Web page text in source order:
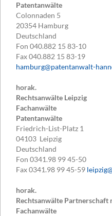
Patentanwälte
Colonnaden 5
20354 Hamburg
Deutschland
Fon 040.882 15 83-10
Fax040.882 15 83-19
hamburg@patentanwalt-
horak.
Rechtsanwälte Leipzig
Fachanwälte
Patentanwälte
Friedrich-List-Platz 1
04103 Leipzig
Deutschland
Fon 0341.98 99 45-50
Fax0341.98 99 45-59
horak.
Rechtsanwälte Partnerschaft
Fachanwälte